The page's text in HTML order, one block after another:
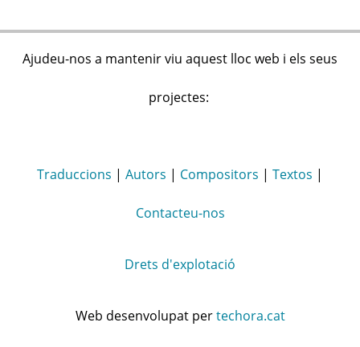
Ajudeu-nos a mantenir viu aquest lloc web i els seus
projectes:
Traduccions | Autors | Compositors | Textos |
Contacteu-nos
Drets d'explotació
Web desenvolupat pertechora.cat